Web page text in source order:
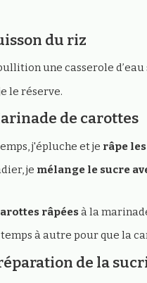
du riz
une casserole d’eau
le réserve.
de carottes
j'épluche et je râpe
je mélange le sucre
râpéesà la
à autre pour que la
de la